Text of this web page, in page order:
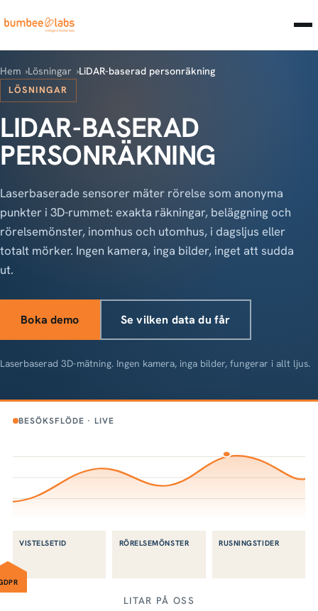
Hem Lösningar LiDAR-baserad personräkning
LÖSNINGAR
LIDAR-BASERAD
PERSONRÄKNING
Laserbaserade sensorer mäter rörelse som anonyma
punkter i 3D-rummet: exakta räkningar, beläggning och
rörelsemönster, inomhus och utomhus, i dagsljus eller
totalt mörker. Ingen kamera, inga bilder, inget att sudda
ut.
Boka demo Se vilken data du får
Laserbaserad 3D-mätning. Ingen kamera, inga bilder, fungerar i allt ljus.
BESÖKSFLÖDE · LIVE
VISTELSETID RÖRELSEMÖNSTER RUSNINGSTIDER
LITAR PÅ OSS